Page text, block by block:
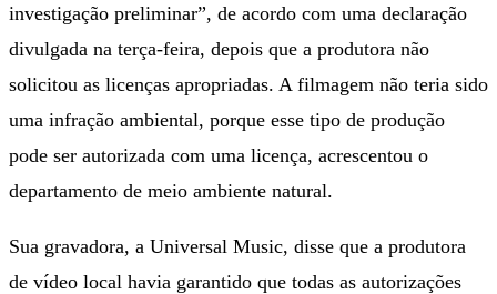
investigação preliminar”, de acordo com uma declaração
divulgada na terça-feira, depois que a produtora não
solicitou as licenças apropriadas. A filmagem não teria sido
uma infração ambiental, porque esse tipo de produção
pode ser autorizada com uma licença, acrescentou o
departamento de meio ambiente natural.
Sua gravadora, a Universal Music, disse que a produtora
de vídeo local havia garantido que todas as autorizações